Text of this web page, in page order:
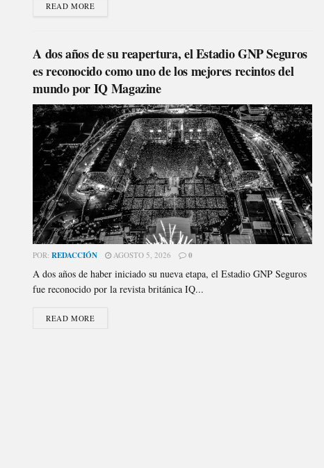
READ MORE
A dos años de su reapertura, el Estadio GNP Seguros
es reconocido como uno de los mejores recintos del
mundo por IQ Magazine
POR: REDACCIÓN AGOSTO 5, 2026 0
A dos años de haber iniciado su nueva etapa, el Estadio GNP Seguros
fue reconocido por la revista británica IQ...
READ MORE